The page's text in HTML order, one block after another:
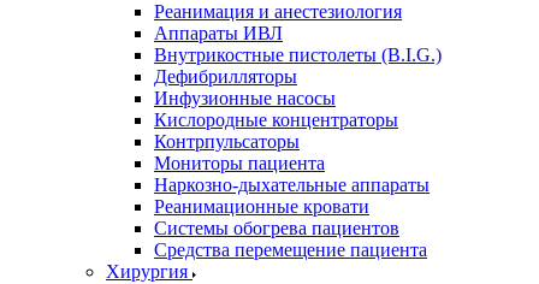
Реанимация и анестезиология
Аппараты ИВЛ
Внутрикостные пистолеты (B.I.G.)
Дефибрилляторы
Инфузионные насосы
Кислородные концентраторы
Контрпульсаторы
Мониторы пациента
Наркозно-дыхательные аппараты
Реанимационные кровати
Системы обогрева пациентов
Средства перемещение пациента
Хирургия